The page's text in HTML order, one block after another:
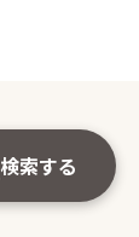
検索する